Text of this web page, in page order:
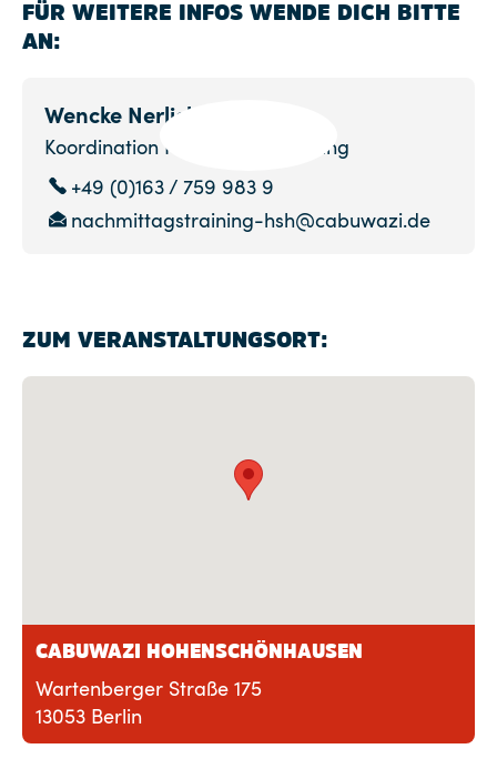
FÜR WEITERE INFOS WENDE DICH BITTE
AN:
Wencke Nerlich
Koordination Nachmittagstraining
+49 (0)163 / 759 983 9
nachmittagstraining-hsh@cabuwazi.de
ZUM VERANSTALTUNGSORT:
CABUWAZI HOHENSCHÖNHAUSEN
Wartenberger Straße 175
13053 Berlin